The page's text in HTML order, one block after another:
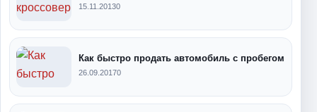
15.11.20130
Как быстро продать автомобиль с пробегом
26.09.20170